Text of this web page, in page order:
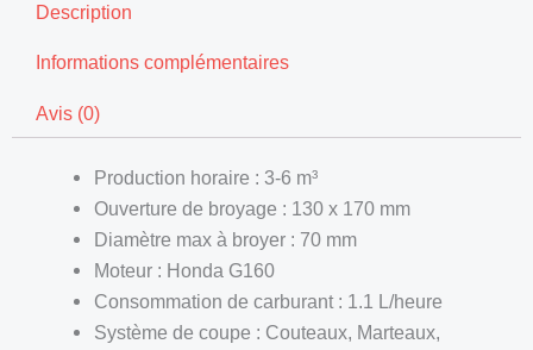
Description
Informations complémentaires
Avis (0)
Production horaire : 3-6 m³
Ouverture de broyage : 130 x 170 mm
Diamètre max à broyer : 70 mm
Moteur : Honda G160
Consommation de carburant : 1.1 L/heure
Système de coupe : Couteaux, Marteaux,